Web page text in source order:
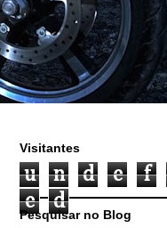
Visitantes
u n d e f
e
d
Pesquisar no Blog